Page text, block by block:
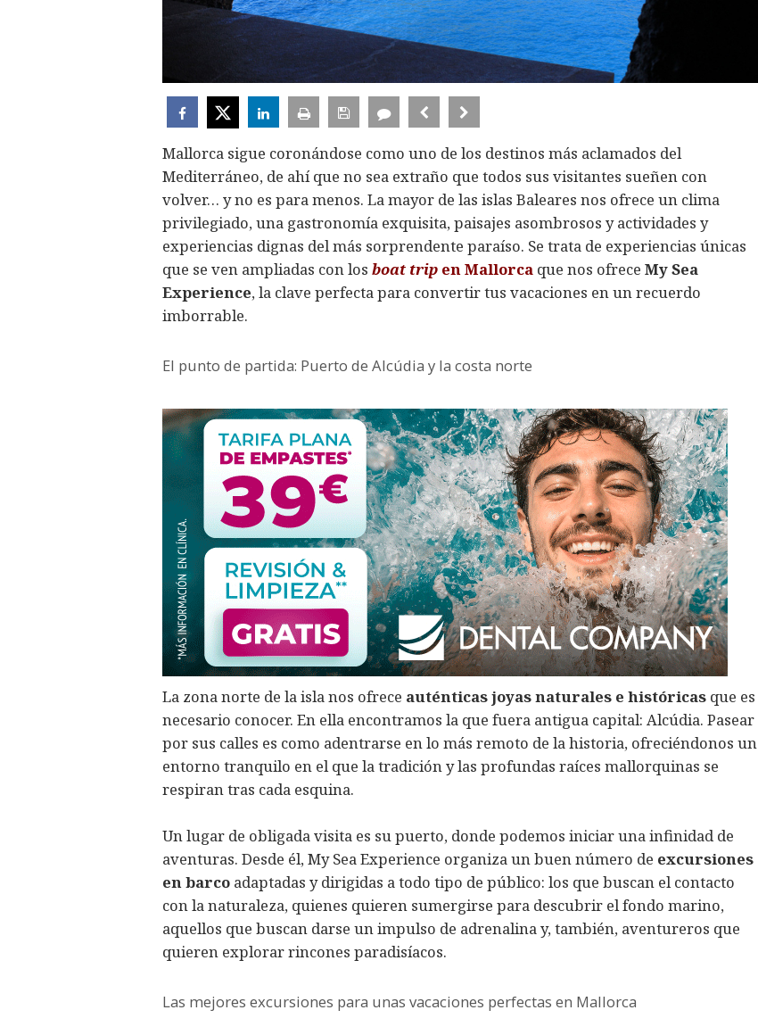
Mallorca sigue coronándose como uno de los destinos más aclamados del
Mediterráneo, de ahí que no sea extraño que todos sus visitantes sueñen con
volver… y no es para menos. La mayor de las islas Baleares nos ofrece un clima
privilegiado, una gastronomía exquisita, paisajes asombrosos y actividades y
experiencias dignas del más sorprendente paraíso. Se trata de experiencias únicas
que se ven ampliadas con los boat trip en Mallorca que nos ofrece My Sea
Experience, la clave perfecta para convertir tus vacaciones en un recuerdo
imborrable.
El punto de partida: Puerto de Alcúdia y la costa norte
La zona norte de la isla nos ofrece auténticas joyas naturales e históricas que es
necesario conocer. En ella encontramos la que fuera antigua capital: Alcúdia. Pasear
por sus calles es como adentrarse en lo más remoto de la historia, ofreciéndonos un
entorno tranquilo en el que la tradición y las profundas raíces mallorquinas se
respiran tras cada esquina.
Un lugar de obligada visita es su puerto, donde podemos iniciar una infinidad de
aventuras. Desde él, My Sea Experience organiza un buen número de excursiones
en barco adaptadas y dirigidas a todo tipo de público: los que buscan el contacto
con la naturaleza, quienes quieren sumergirse para descubrir el fondo marino,
aquellos que buscan darse un impulso de adrenalina y, también, aventureros que
quieren explorar rincones paradisíacos.
Las mejores excursiones para unas vacaciones perfectas en Mallorca